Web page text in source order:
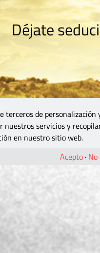
Déjate
terceros de personalización
nuestros servicios y
en nuestro sitio web.
Acepto ·